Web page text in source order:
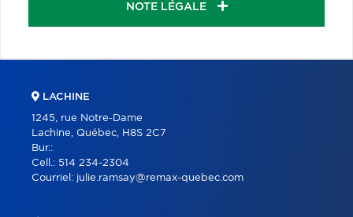
NOTE LÉGALE
LACHINE
1245, rue Notre-Dame
Lachine, Québec, H8S 2C7
Bur.:
Cell.: 514 234-2304
Courriel: julie.ramsay@remax-quebec.com